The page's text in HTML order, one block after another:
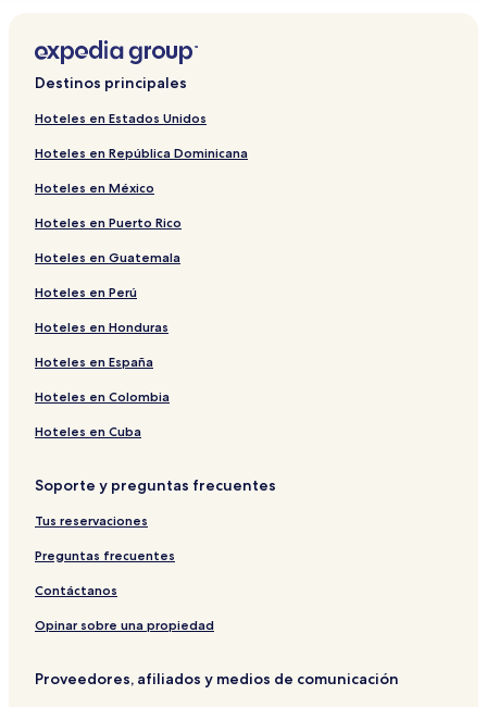
Destinos principales
Hoteles en Estados Unidos
Hoteles en República Dominicana
Hoteles en México
Hoteles en Puerto Rico
Hoteles en Guatemala
Hoteles en Perú
Hoteles en Honduras
Hoteles en España
Hoteles en Colombia
Hoteles en Cuba
Soporte y preguntas frecuentes
Tus reservaciones
Preguntas frecuentes
Contáctanos
Opinar sobre una propiedad
Proveedores, afiliados y medios de comunicación